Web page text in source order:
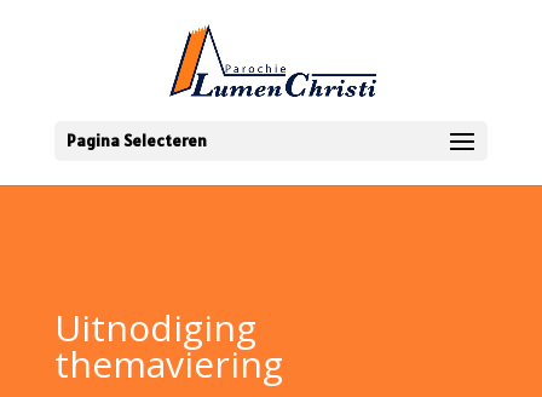
Pagina Selecteren
Uitnodiging
themaviering